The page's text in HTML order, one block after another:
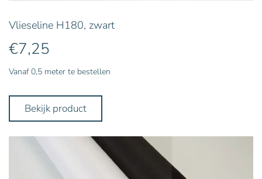
Vlieseline H180, zwart
€7,25
Vanaf 0,5 meter te bestellen
Bekijk product